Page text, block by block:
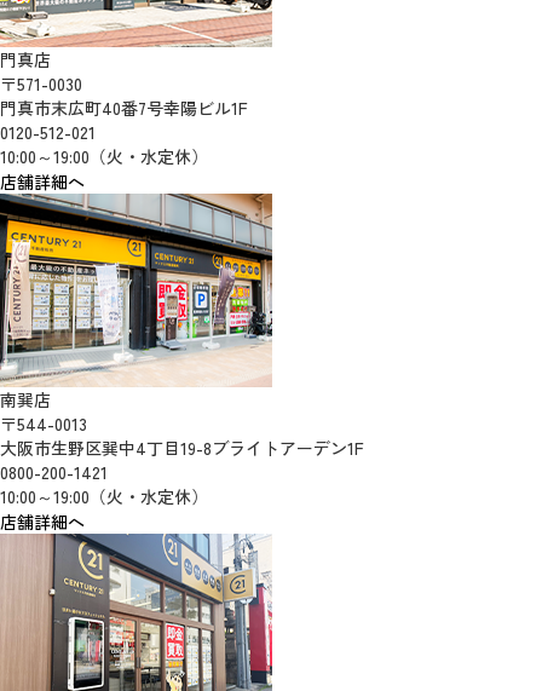
門真店
〒571-0030
門真市末広町40番7号幸陽ビル1F
0120-512-021
10:00～19:00（火・水定休）
店舗詳細へ
南巽店
〒544-0013
大阪市生野区巽中4丁目19-8ブライトアーデン1F
0800-200-1421
10:00～19:00（火・水定休）
店舗詳細へ